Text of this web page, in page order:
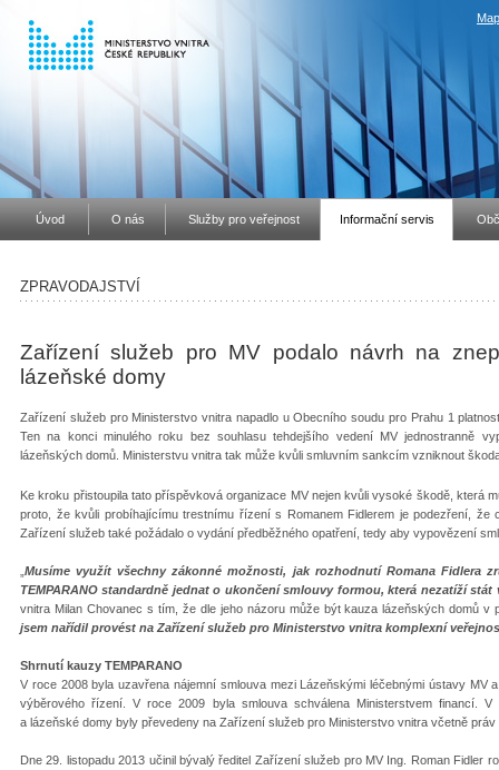
Úvod O nás Služby pro veřejnost Informační servis
ZPRAVODAJSTVÍ
Zařízení služeb pro MV podalo návrh na
lázeňské domy
Zařízení služeb pro Ministerstvo vnitra napadlo u Obecního soudu pro Prahu 1
Ten na konci minulého roku bez souhlasu tehdejšího vedení MV jednostranně
lázeňských domů. Ministerstvu vnitra tak může kvůli smluvním sankcím vzniknout
Ke kroku přistoupila tato příspěvková organizace MV nejen kvůli vysoké škodě, která
proto, že kvůli probíhajícímu trestnímu řízení s Romanem Fidlerem je podezření,
Zařízení služeb také požádalo o vydání předběžného opatření, tedy aby vypovězení
Musíme využít všechny zákonné možnosti, jak rozhodnutí Romana Fidlera
TEMPARANO standardně jednat o ukončení smlouvy formou, která nezatíží
vnitra Milan Chovanec s tím, že dle jeho názoru může být kauza lázeňských domů
jsem nařídil provést na Zařízení služeb pro Ministerstvo vnitra komplexní
Shrnutí kauzy TEMPARANO
V roce 2008 byla uzavřena nájemní smlouva mezi Lázeňskými léčebnými ústavy MV
výběrového řízení. V roce 2009 byla smlouva schválena Ministerstvem financí.
a lázeňské domy byly převedeny na Zařízení služeb pro Ministerstvo vnitra včetně
Dne 29. listopadu 2013 učinil bývalý ředitel Zařízení služeb pro MV Ing. Roman Fidler